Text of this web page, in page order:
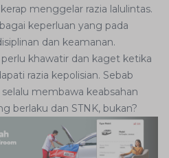
menggelar razia lalulintas.
keperluan yang pada
dan keamanan.
khawatir dan kaget ketika
razia kepolisian. Sebab
membawa keabsahan
berlaku dan STNK, bukan?